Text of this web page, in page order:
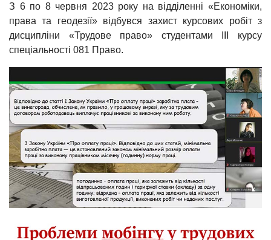
З 6 по 8 червня 2023 року на відділенні «Економіки,
права та геодезії» відбувся захист курсових робіт з
дисципліни «Трудове право» студентами ІІІ курсу
спеціальності 081 Право.